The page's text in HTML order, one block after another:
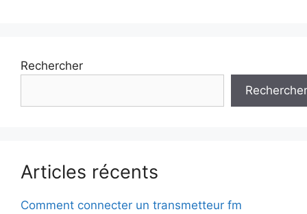
Rechercher
Rechercher
Articles récents
Comment connecter un transmetteur fm